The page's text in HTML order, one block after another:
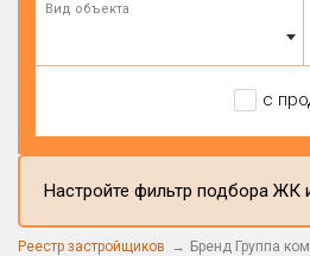
Вид объекта
с
Настройте фильтр подбора ЖК
Реестр застройщиков Бренд Группа